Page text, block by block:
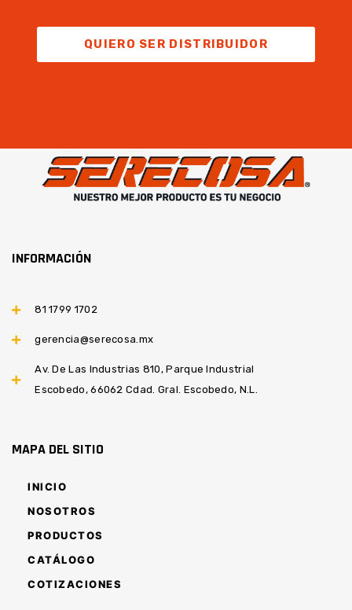
QUIERO SER DISTRIBUIDOR
INFORMACIÓN
81 1799 1702
gerencia@serecosa.mx
Av. De Las Industrias 810, Parque Industrial
Escobedo, 66062 Cdad. Gral. Escobedo, N.L.
MAPA DEL SITIO
INICIO
NOSOTROS
PRODUCTOS
CATÁLOGO
COTIZACIONES